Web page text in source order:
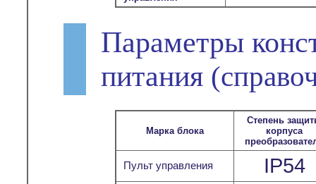
Параметры
питания
Марка блока
Степень
корпуса
Пульт управления IP54